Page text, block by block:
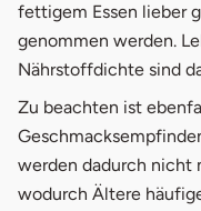
fettigem Essen lieber
genommen werden.
Nährstoffdichte sind
Zu beachten ist
werden dadurch nicht
wodurch Ältere